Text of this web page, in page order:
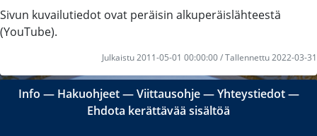
Sivun kuvailutiedot ovat peräisin alkuperäislähteestä
(YouTube).
Julkaistu 2011-05-01 00:00:00 / Tallennettu 2022-03-31
Info ― Hakuohjeet―Viittausohje―Yhteystiedot―
Ehdota kerättävää sisältöä